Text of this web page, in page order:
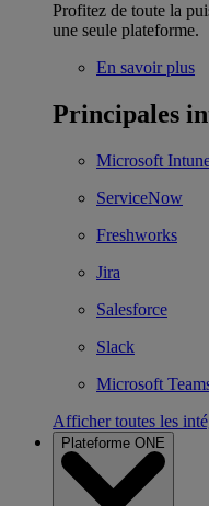
Profitez de toute la
une seule plateforme.
En savoir plus
Principales
Microsoft
ServiceNow
Freshworks
Jira
Salesforce
Slack
Microsoft
Afficher toutes les
Plateforme ONE